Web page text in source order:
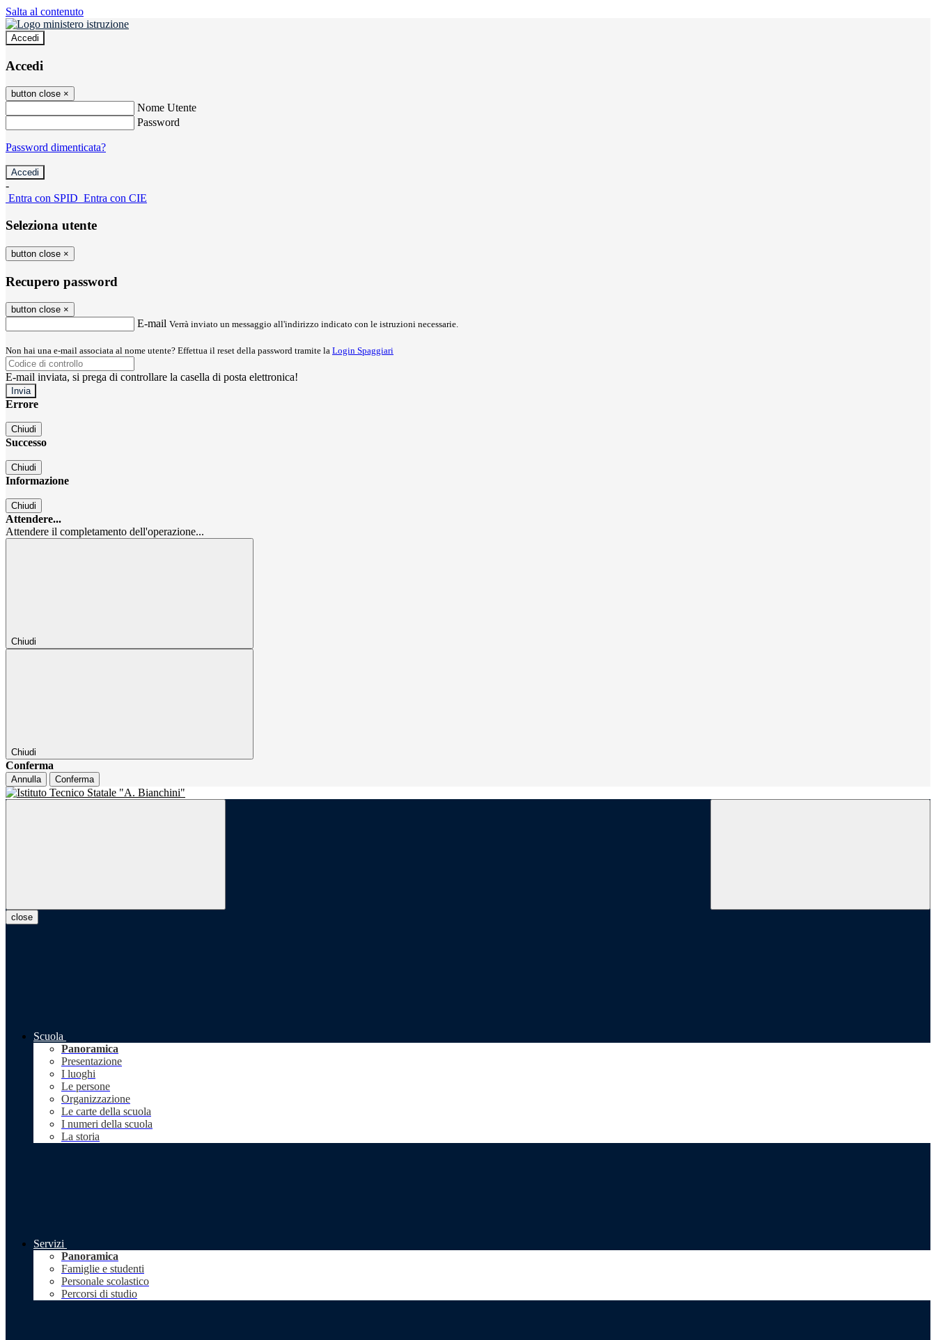
Salta al contenuto
Accedi
Accedi
button close ×
Nome Utente
Password
Password dimenticata?
-
Entra con SPID Entra con CIE
Seleziona utente
button close ×
Recupero password
button close ×
E-mail Verrà inviato un messaggio all'indirizzo indicato con le istruzioni necessarie.
Non hai una e-mail associata al nome utente? Effettua il reset della password tramite la Login Spaggiari
E-mail inviata, si prega di controllare la casella di posta elettronica!
Errore
Chiudi
Successo
Chiudi
Informazione
Chiudi
Attendere...
Attendere il completamento dell'operazione...
Chiudi
Chiudi
Conferma
Annulla Conferma
close
Scuola
Panoramica
Presentazione
I luoghi
Le persone
Organizzazione
Le carte della scuola
I numeri della scuola
La storia
Servizi
Panoramica
Famiglie e studenti
Personale scolastico
Percorsi di studio